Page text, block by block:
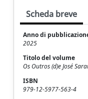
Scheda breve
Anno di
2025
Titolo del volume
Os Outros (d)e José
ISBN
979-12-5977-563-4